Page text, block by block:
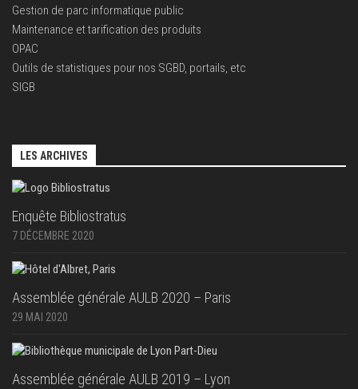
Gestion de parc informatique public
Maintenance et tarification des produits
OPAC
Outils de statistiques pour nos SGBD, portails, etc
SIGB
LES ARCHIVES
Enquête Bibliostratus
7 DÉCEMBRE 2020
Assemblée générale AULB 2020 – Paris
29 MAI 2020
Assemblée générale AULB 2019 – Lyon